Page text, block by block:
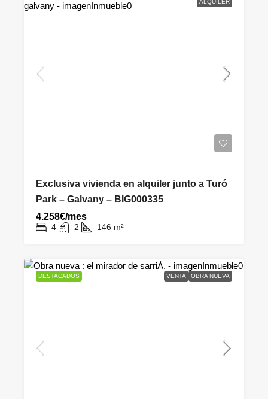
ALQUILER
Exclusiva vivienda en alquiler junto a Turó
Park – Galvany – BIG000335
4.258€/mes
4 2 146 m²
DESTACADOS VENTA OBRA NUEVA